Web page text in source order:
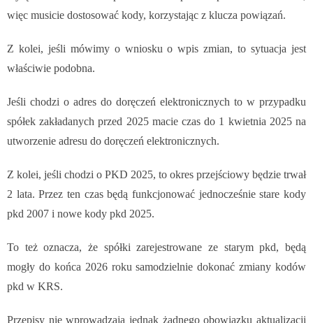
więc musicie dostosować kody, korzystając z klucza powiązań.
Z kolei, jeśli mówimy o wniosku o wpis zmian, to sytuacja jest
właściwie podobna.
Jeśli chodzi o adres do doręczeń elektronicznych to w przypadku
spółek zakładanych przed 2025 macie czas do 1 kwietnia 2025 na
utworzenie adresu do doręczeń elektronicznych.
Z kolei, jeśli chodzi o PKD 2025, to okres przejściowy będzie trwał
2 lata. Przez ten czas będą funkcjonować jednocześnie stare kody
pkd 2007 i nowe kody pkd 2025.
To też oznacza, że spółki zarejestrowane ze starym pkd, będą
mogły do końca 2026 roku samodzielnie dokonać zmiany kodów
pkd w KRS.
Przepisy nie wprowadzają jednak żadnego obowiązku aktualizacji